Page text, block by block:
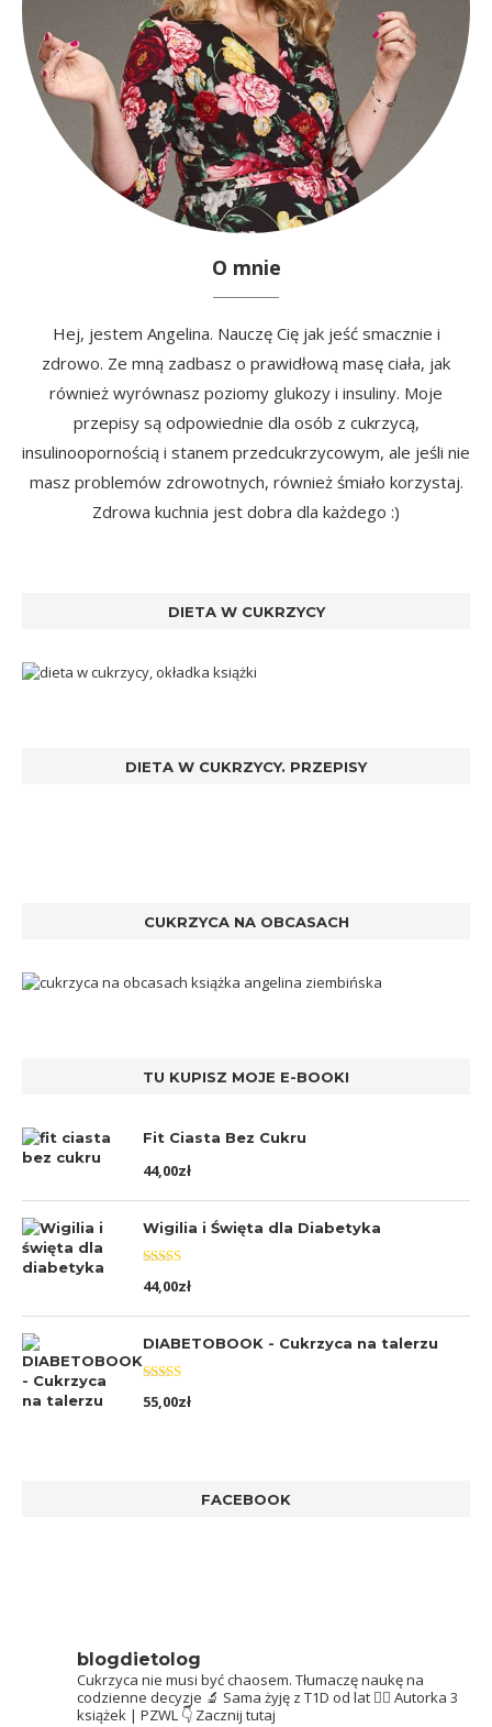
O mnie
Hej, jestem Angelina. Nauczę Cię jak jeść smacznie i
zdrowo. Ze mną zadbasz o prawidłową masę ciała, jak
również wyrównasz poziomy glukozy i insuliny. Moje
przepisy są odpowiednie dla osób z cukrzycą,
insulinoopornością i stanem przedcukrzycowym, ale jeśli nie
masz problemów zdrowotnych, również śmiało korzystaj.
Zdrowa kuchnia jest dobra dla każdego :)
DIETA W CUKRZYCY
DIETA W CUKRZYCY. PRZEPISY
CUKRZYCA NA OBCASACH
TU KUPISZ MOJE E-BOOKI
Fit Ciasta Bez Cukru
44,00zł
Wigilia i Święta dla Diabetyka
Oceniono
5.00na 5
44,00zł
DIABETOBOOK - Cukrzyca na talerzu
Oceniono
5.00na 5
55,00zł
FACEBOOK
blogdietolog
Cukrzyca nie musi być chaosem. Tłumaczę naukę na
codzienne decyzje 🔬 Sama żyję z T1D od lat 👩‍⚕️ Autorka 3
książek | PZWL 👇 Zacznij tutaj